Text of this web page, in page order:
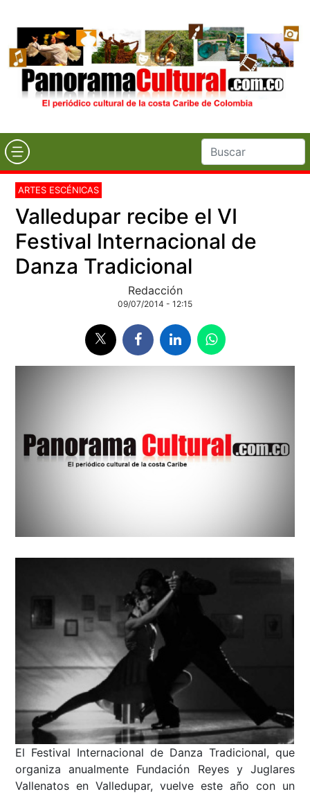
ARTES ESCÉNICAS
Valledupar recibe el VI
Festival Internacional de
Danza Tradicional
Redacción
09/07/2014 - 12:15
El Festival Internacional de Danza Tradicional, que
organiza anualmente Fundación Reyes y Juglares
Vallenatos en Valledupar, vuelve este año con un